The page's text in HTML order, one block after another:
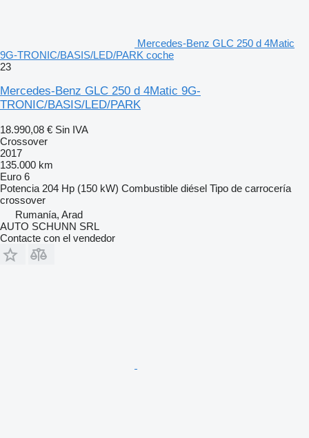
Mercedes-Benz GLC 250 d 4Matic
9G-TRONIC/BASIS/LED/PARK coche
23
Mercedes-Benz GLC 250 d 4Matic 9G-
TRONIC/BASIS/LED/PARK
18.990,08 € Sin IVA
Crossover
2017
135.000 km
Euro 6
Potencia 204 Hp (150 kW) Combustible diésel Tipo de carrocería
crossover
Rumanía, Arad
AUTO SCHUNN SRL
Contacte con el vendedor